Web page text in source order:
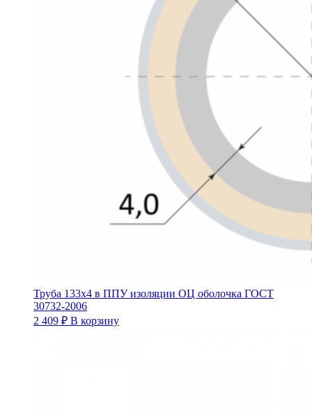
Труба 133х4 в ППУ изоляции ОЦ оболочка ГОСТ
30732-2006
2 409 ₽ В корзину